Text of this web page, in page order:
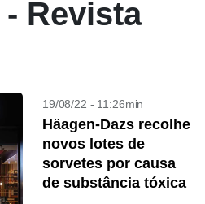
Revista
19/08/22 - 11:26min
Häagen-Dazs recolhe
novos lotes de
sorvetes por causa
de substância tóxica